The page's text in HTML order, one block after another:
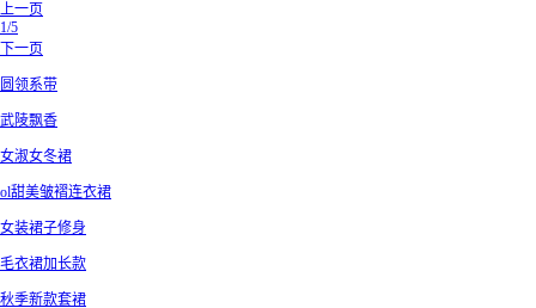
上一页
1/5
下一页
圆领系带
武陵飘香
女淑女冬裙
ol甜美皱褶连衣裙
女装裙子修身
毛衣裙加长款
秋季新款套裙